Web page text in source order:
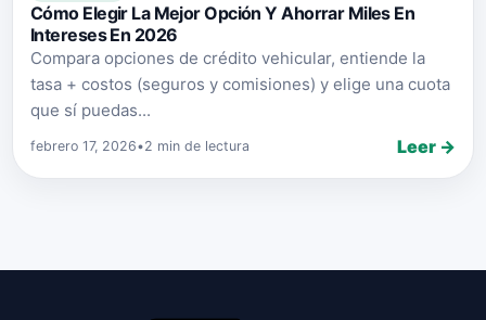
Cómo Elegir La Mejor Opción Y Ahorrar Miles En
Intereses En 2026
Compara opciones de crédito vehicular, entiende la
tasa + costos (seguros y comisiones) y elige una cuota
que sí puedas...
febrero 17, 2026•2 min de lectura Leer →